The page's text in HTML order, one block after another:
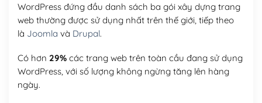
WordPress đứng đầu danh sách ba gói xây dựng trang
web thường được sử dụng nhất trên thế giới, tiếp theo
là Joomla và Drupal.
Có hơn 29%các trang web trên toàn cầu đang sử dụng
WordPress, với số lượng không ngừng tăng lên hàng
ngày.